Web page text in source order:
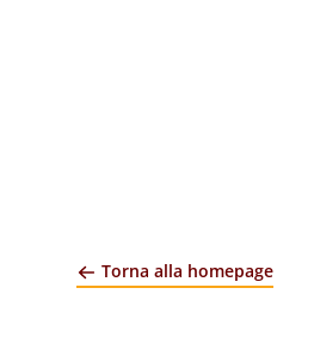
Torna alla homepage